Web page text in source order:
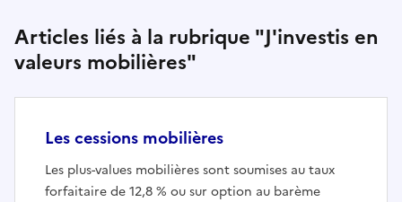
Articles liés à la rubrique "J'investis en
valeurs mobilières"
Les cessions mobilières
Les plus-values mobilières sont soumises au taux
forfaitaire de 12,8 % ou sur option au barème